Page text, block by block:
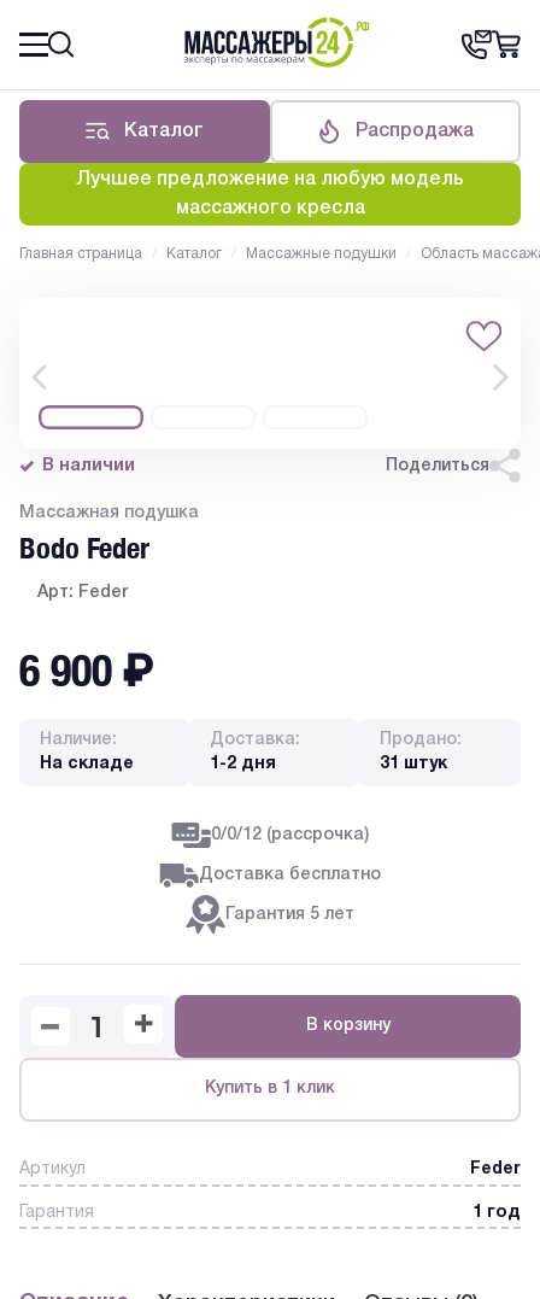
Каталог Распродажа
Лучшее предложение на любую модель
массажного кресла
Главная страница / Каталог / Массажные подушки / Область
В наличии Поделиться
Массажная подушка
Bodo Feder
Арт: Feder
6 900 ₽
Наличие:
На складе
Доставка:
1-2 дня
Продано:
31 штук
0/0/12 (рассрочка)
Доставка бесплатно
Гарантия 5 лет
В корзину
Купить в 1 клик
Артикул Feder
Гарантия 1 год